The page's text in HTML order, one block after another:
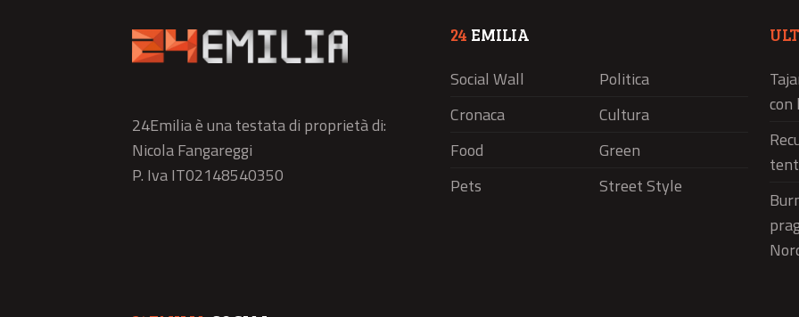
24Emilia è una testata di proprietà di:
Nicola Fangareggi
P. Iva IT02148540350
24 EMILIA
Social Wall
Politica
Cronaca
Cultura
Food
Green
Pets
Street Style
con